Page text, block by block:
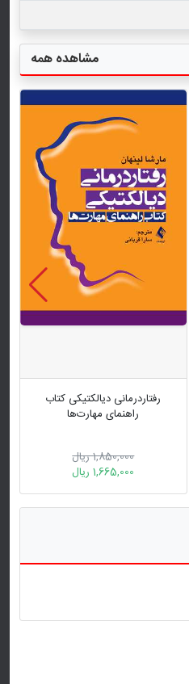
مشاهده همه
رفتاردرمانی دیالکتیکی کتاب
راهنمای مهارت‌ها
1,850,000 ریال
1,665,000 ریال